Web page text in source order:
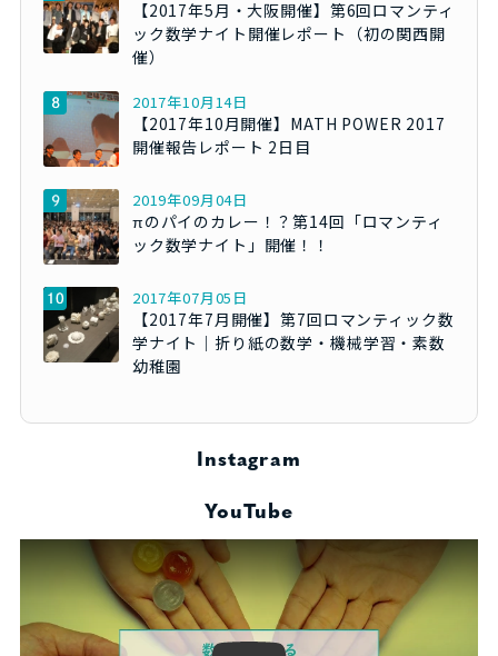
【2017年5月・大阪開催】第6回ロマンティ
ック数学ナイト開催レポート（初の関西開
催）
2017年10月14日
【2017年10月開催】MATH POWER 2017
開催報告レポート 2日目
2019年09月04日
πのパイのカレー！？第14回「ロマンティ
ック数学ナイト」開催！！
2017年07月05日
【2017年7月開催】第7回ロマンティック数
学ナイト｜折り紙の数学・機械学習・素数
幼稚園
Instagram
YouTube